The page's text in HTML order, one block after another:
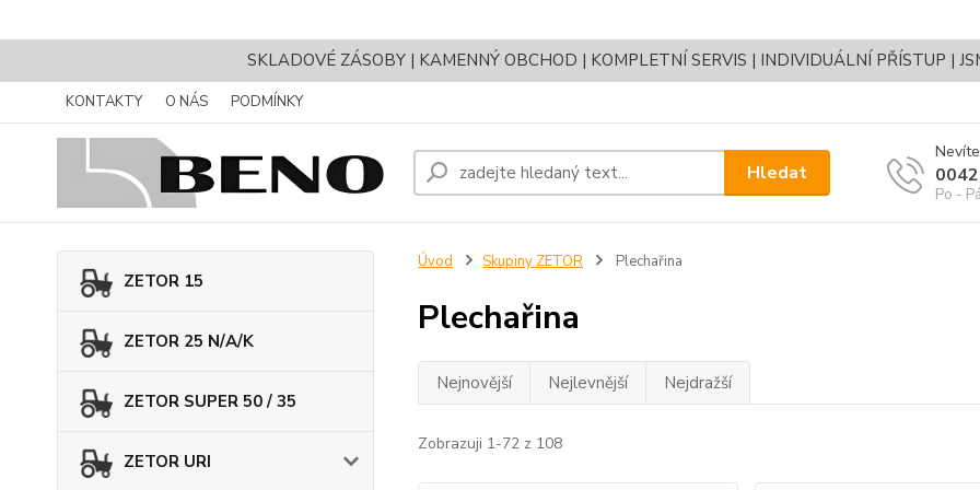
SKLADOVÉ ZÁSOBY | KAMENNÝ OBCHOD | KOMPLETNÍ SERVIS | INDIVIDUÁLNÍ PŘÍSTUP |
KONTAKTY O NÁS PODMÍNKY
Hledat
Po -
ZETOR 15
ZETOR 25 N/A/K
ZETOR SUPER 50 / 35
ZETOR URI
Úvod Skupiny ZETOR Plechařina
Plechařina
Nejnovější Nejlevnější Nejdražší
Zobrazuji 1-72 z 108